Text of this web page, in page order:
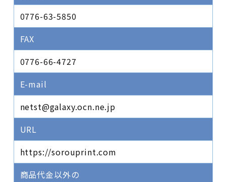
0776-63-5850
FAX
0776-66-4727
E-mail
netst@galaxy.ocn.ne.jp
URL
https://sorouprint.com
商品代金以外の